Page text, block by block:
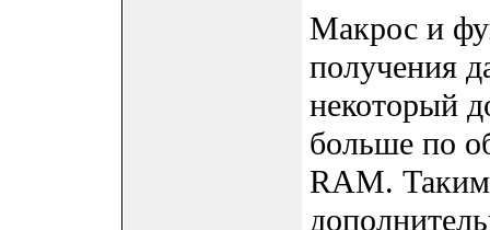
Макрос и
получения
некоторый
больше по
RAM. Таким